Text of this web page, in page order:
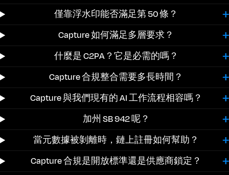
僅靠浮水印能否滿足第 50 條？
Capture 如何滿足多層要求？
什麼是 C2PA？它是必需的嗎？
Capture 合規整合需要多長時間？
Capture 與我們現有的 AI 工作流程相容嗎？
加州 SB 942 呢？
當元數據被剝離時，鏈上註冊如何幫助？
Capture 合規是開放標準還是供應商鎖定？